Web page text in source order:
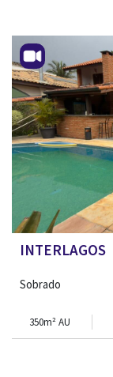
INTERLAGOS
Sobrado
350m² AU